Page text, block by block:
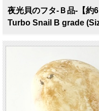
夜光貝のフタ-Ｂ品-【約
Turbo Snail B grade